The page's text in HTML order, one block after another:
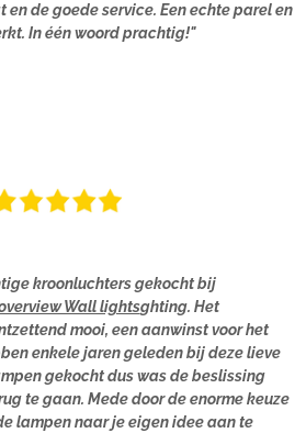
de goede service. Een echte parel en
In één woord prachtig!"
kroonluchters gekocht bij
Wall lightsghting. Het
mooi, een aanwinst voor het
enkele jaren geleden bij deze lieve
gekocht dus was de beslissing
te gaan. Mede door de enorme keuze
lampen naar je eigen idee aan te